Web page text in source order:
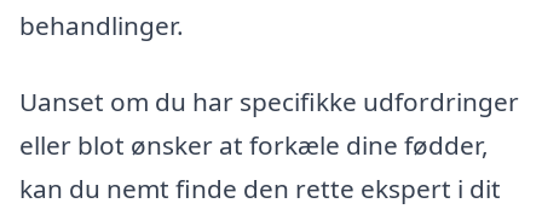
behandlinger.
Uanset om du har specifikke udfordringer
eller blot ønsker at forkæle dine fødder,
kan du nemt finde den rette ekspert i dit